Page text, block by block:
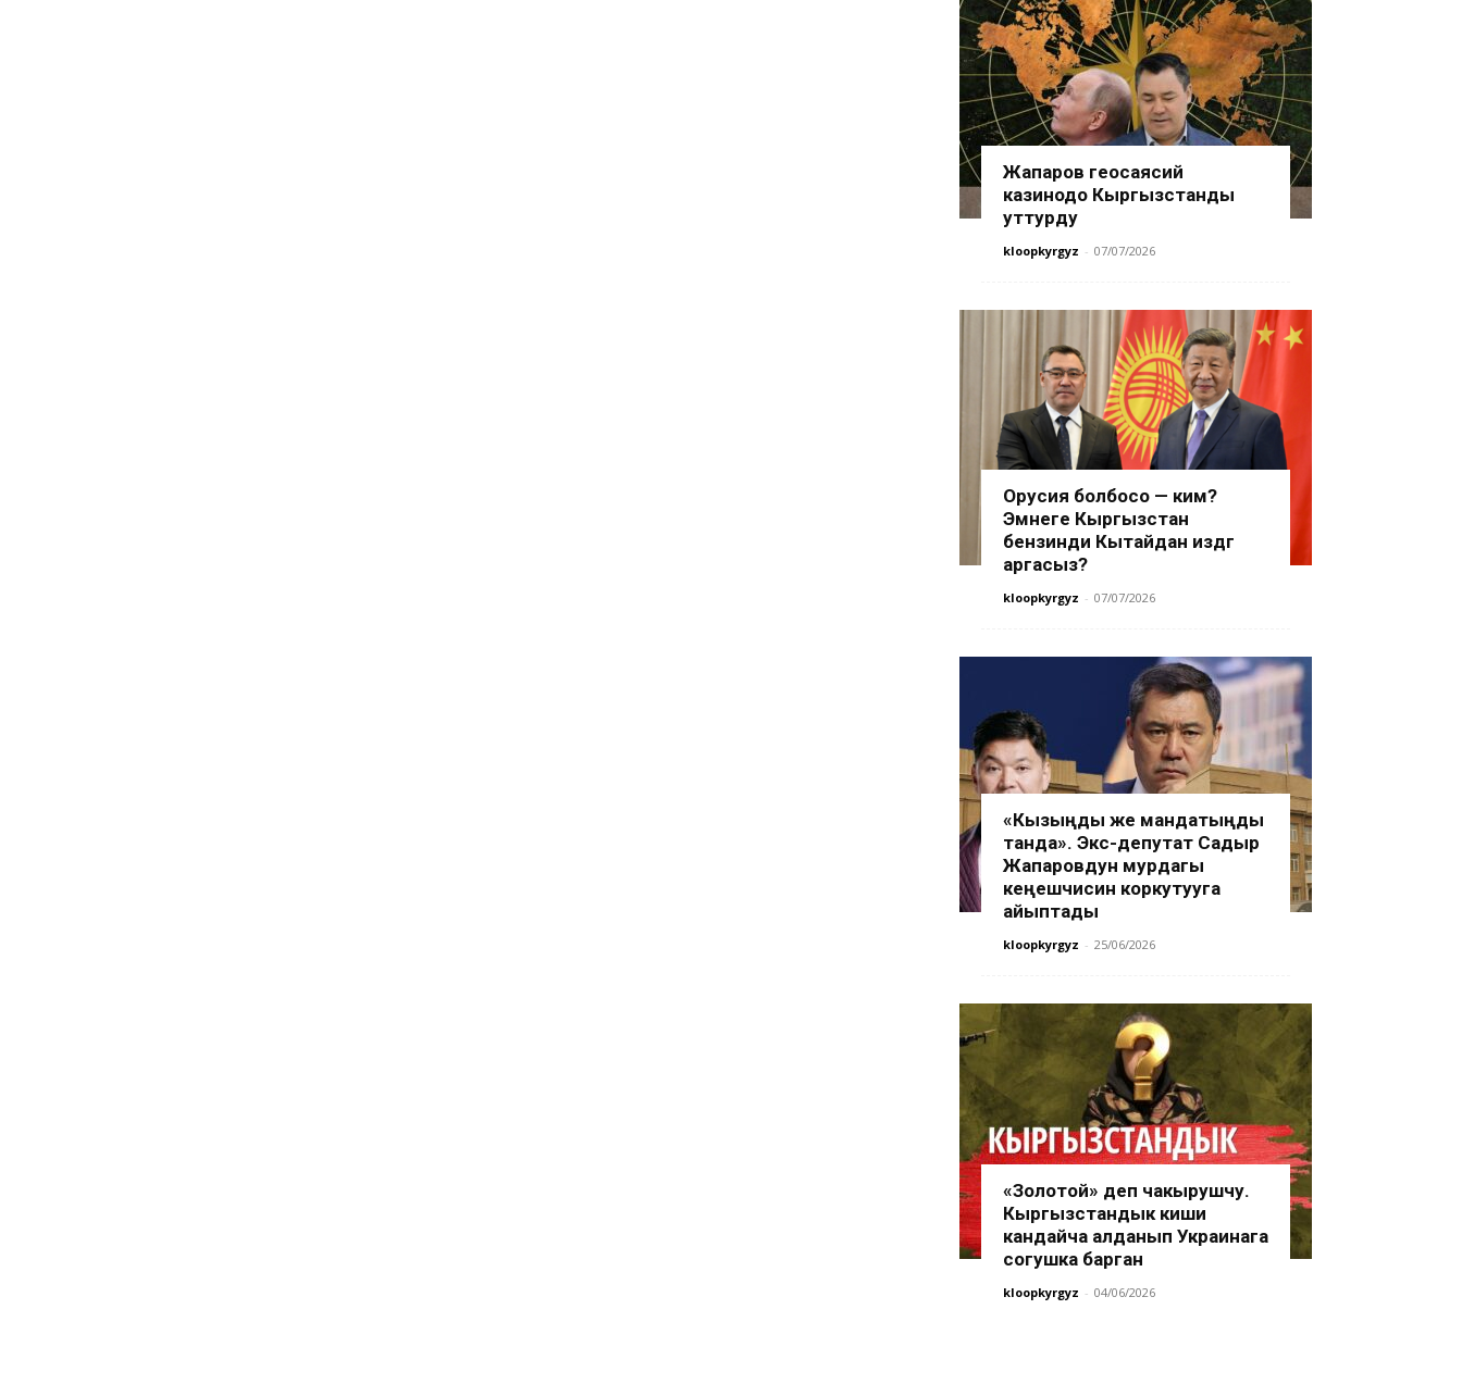
Жапаров геосаясий
казинодо Кыргызстанды
уттурду
kloopkyrgyz - 07/07/2026
Орусия болбосо — ким?
Эмнеге Кыргызстан
бензинди Кытайдан издөөгө
аргасыз?
kloopkyrgyz - 07/07/2026
«Кызыңды же мандатыңды
танда». Экс-депутат Садыр
Жапаровдун мурдагы
кеңешчисин коркутууга
айыптады
kloopkyrgyz - 25/06/2026
«Золотой» деп чакырушчу.
Кыргызстандык киши
кандайча алданып Украинага
согушка барган
kloopkyrgyz - 04/06/2026